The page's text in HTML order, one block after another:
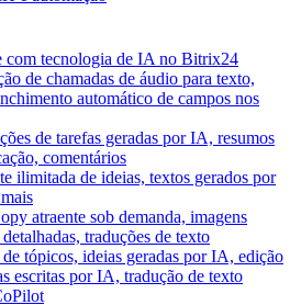
com tecnologia de IA no Bitrix24
de chamadas de áudio para texto,
automático de campos nos
de tarefas geradas por IA, resumos
comentários
ilimitada de ideias, textos gerados por
atraente sob demanda, imagens
traduções de texto
de tópicos, ideias geradas por IA, edição
escritas por IA, tradução de texto